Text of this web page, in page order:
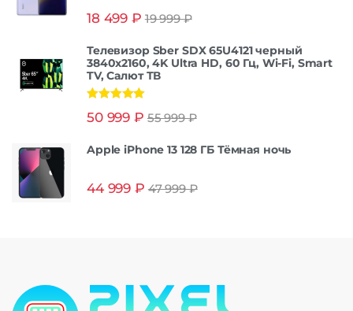
из 5
18 499 ₽ 19 999₽
Телевизор Sber SDX 65U4121 черный
3840x2160, 4K Ultra HD, 60 Гц, Wi-Fi, Smart
TV, Салют ТВ
из 5
50 999 ₽ 55 999₽
Apple iPhone 13 128 ГБ Тёмная ночь
44 999 ₽ 47 999₽